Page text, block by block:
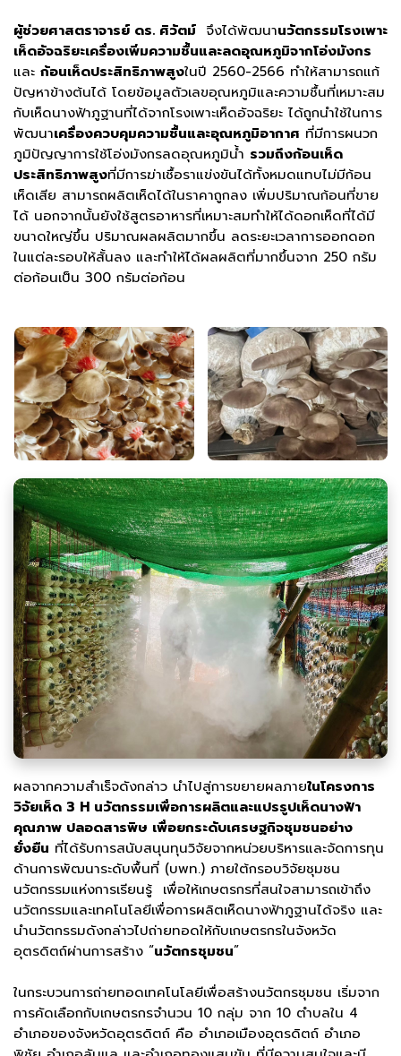
ผู้ช่วยศาสตราจารย์ ดร. ศิวัตม์ จึงได้พัฒนานวัตกรรมโรงเพาะ
เห็ดอัจฉริยะเครื่องเพิ่มความชื้นและลดอุณหภูมิจากโอ่งมังกร
และ ก้อนเห็ดประสิทธิภาพสูงในปี 2560-2566 ทำให้สามารถแก้
ปัญหาข้างต้นได้ โดยข้อมูลตัวเลขอุณหภูมิและความชื้นที่เหมาะสม
กับเห็ดนางฟ้าภูฐานที่ได้จากโรงเพาะเห็ดอัจฉริยะ ได้ถูกนำใช้ในการ
พัฒนาเครื่องควบคุมความชื้นและอุณหภูมิอากาศ ที่มีการผนวก
ภูมิปัญญาการใช้โอ่งมังกรลดอุณหภูมิน้ำ รวมถึงก้อนเห็ด
ประสิทธิภาพสูงที่มีการฆ่าเชื้อราแข่งขันได้ทั้งหมดแทบไม่มีก้อน
เห็ดเสีย สามารถผลิตเห็ดได้ในราคาถูกลง เพิ่มปริมาณก้อนที่ขาย
ได้ นอกจากนั้นยังใช้สูตรอาหารที่เหมาะสมทำให้ได้ดอกเห็ดที่ได้มี
ขนาดใหญ่ขึ้น ปริมาณผลผลิตมากขึ้น ลดระยะเวลาการออกดอก
ในแต่ละรอบให้สั้นลง และทำให้ได้ผลผลิตที่มากขึ้นจาก 250 กรัม
ต่อก้อนเป็น 300 กรัมต่อก้อน
ผลจากความสำเร็จดังกล่าว นำไปสู่การขยายผลภายในโครงการ
วิจัยเห็ด 3 H นวัตกรรมเพื่อการผลิตและแปรรูปเห็ดนางฟ้า
คุณภาพ ปลอดสารพิษ เพื่อยกระดับเศรษฐกิจชุมชนอย่าง
ยั่งยืน ที่ได้รับการสนับสนุนทุนวิจัยจากหน่วยบริหารและจัดการทุน
ด้านการพัฒนาระดับพื้นที่ (บพท.) ภายใต้กรอบวิจัยชุมชน
นวัตกรรมแห่งการเรียนรู้ เพื่อให้เกษตรกรที่สนใจสามารถเข้าถึง
นวัตกรรมและเทคโนโลยีเพื่อการผลิตเห็ดนางฟ้าภูฐานได้จริง และ
นำนวัตกรรมดังกล่าวไปถ่ายทอดให้กับเกษตรกรในจังหวัด
อุตรดิตถ์ผ่านการสร้าง “นวัตกรชุมชน”
ในกระบวนการถ่ายทอดเทคโนโลยีเพื่อสร้างนวัตกรชุมชน เริ่มจาก
การคัดเลือกกับเกษตรกรจำนวน 10 กลุ่ม จาก 10 ตำบลใน 4
อำเภอของจังหวัดอุตรดิตถ์ คือ อำเภอเมืองอุตรดิตถ์ อำเภอ